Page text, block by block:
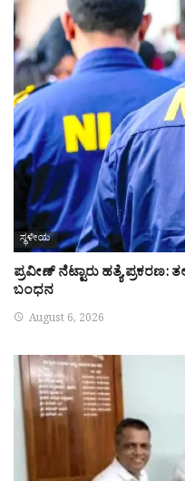
ಸ್ಥಳೀಯ
ಪ್ರವೀಣ್‌ ನೆಟ್ಟಾರು ಹತ್ಯೆ
ಬಂಧನ
August 6, 2026